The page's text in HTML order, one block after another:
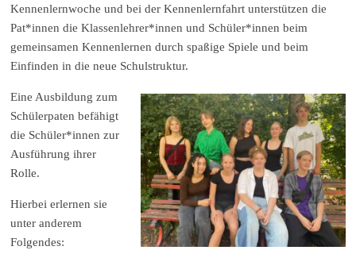
Kennenlernwoche und bei der Kennenlernfahrt unterstützen die
Pat*innen die Klassenlehrer*innen und Schüler*innen beim
gemeinsamen Kennenlernen durch spaßige Spiele und beim
Einfinden in die neue Schulstruktur.
Eine Ausbildung zum
Schülerpaten befähigt
die Schüler*innen zur
Ausführung ihrer
Rolle.
Hierbei erlernen sie
unter anderem
Folgendes: